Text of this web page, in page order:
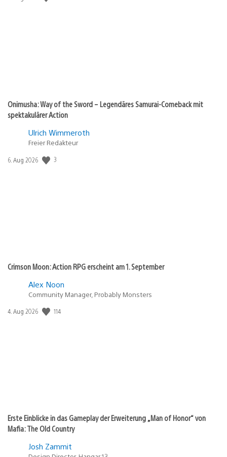
Onimusha: Way of the Sword – Legendäres Samurai-Comeback mit
spektakulärer Action
Ulrich Wimmeroth
Freier Redakteur
Veröffentlichungsdatum:
6. Aug 2026 3
Crimson Moon: Action RPG erscheint am 1. September
Alex Noon
Community Manager, Probably Monsters
Veröffentlichungsdatum:
4. Aug 2026 114
Erste Einblicke in das Gameplay der Erweiterung „Man of Honor“ von
Mafia: The Old Country
Josh Zammit